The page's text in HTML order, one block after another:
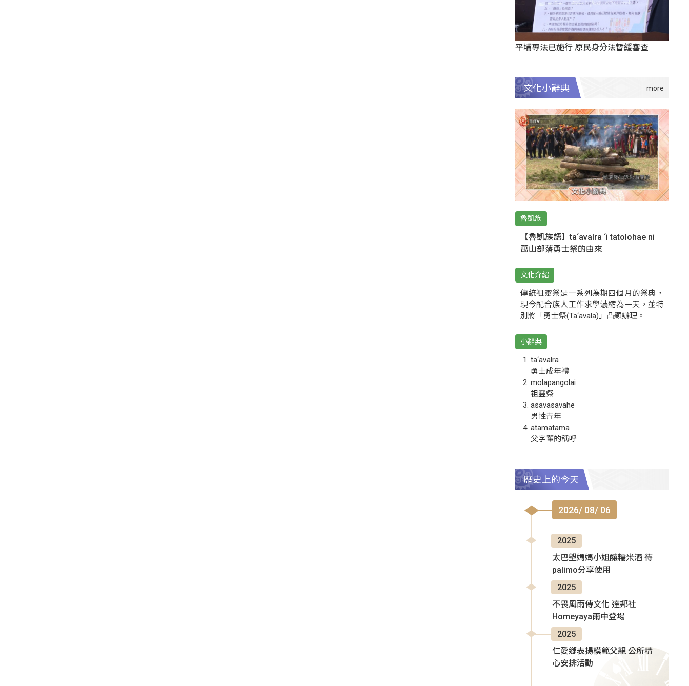
平埔專法已施行 原民身分法暫緩審查
文化小辭典
魯凱族
【魯凱族語】ta‘avalra ‘i tatolohae ni｜
萬山部落勇士祭的由來
文化介紹
傳統祖靈祭是一系列為期四個月的祭典，
現今配合族人工作求學濃縮為一天，並特
別將「勇士祭(Ta‘avala)」凸顯辦理。
小辭典
ta‘avalra
勇士成年禮
molapangolai
祖靈祭
asavasavahe
男性青年
atamatama
父字輩的稱呼
歷史上的今天
2026/ 08/ 06
2025
太巴塱媽媽小姐釀糯米酒 待
palimo分享使用
2025
不畏風雨傳文化 達邦社
Homeyaya雨中登場
2025
仁愛鄉表揚模範父親 公所精
心安排活動